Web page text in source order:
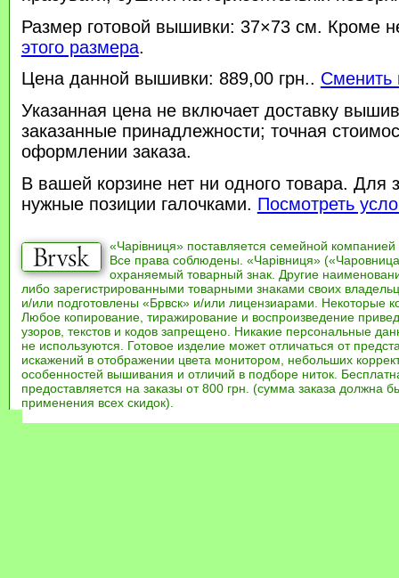
Размер готовой вышивки: 37×73 см. Кроме
этого размера.
Цена данной вышивки: 889,00 грн.. Сменить
Указанная цена не включает доставку
заказанные принадлежности; точная
оформлении заказа.
В вашей корзине нет ни одного товара. Для
нужные позиции галочками. Посмотреть
«Чарівниця» поставляется семейной компанией
Все права соблюдены. «Чарівниця»
охраняемый товарный знак. Другие
либо зарегистрированными товарными знаками своих
и/или подготовлены «Брвск» и/или лицензиарами. Некоторые
Любое копирование, тиражирование и воспроизведение
узоров, текстов и кодов запрещено. Никакие персональные
не используются. Готовое изделие может отличаться от
искажений в отображении цвета монитором, небольших
особенностей вышивания и отличий в подборе ниток.
предоставляется на заказы от 800 грн. (сумма заказа должна
применения всех скидок).